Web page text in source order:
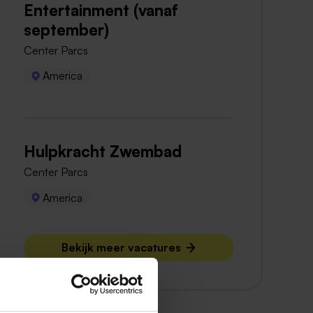
Entertainment (vanaf
september)
Center Parcs
America
Hulpkracht Zwembad
Center Parcs
America
Bekijk meer vacatures